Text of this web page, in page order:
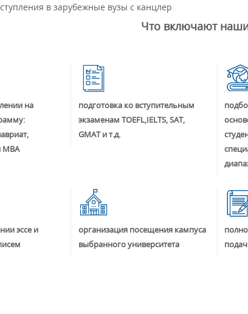
в зарубежные вузы с канцлер
Что включают наши
на
MBA
подготовка ко вступительным
экзаменам TOEFL,IELTS, SAT,
GMAT и т.д.
эссе и
организация посещения кампуса
выбранного университета